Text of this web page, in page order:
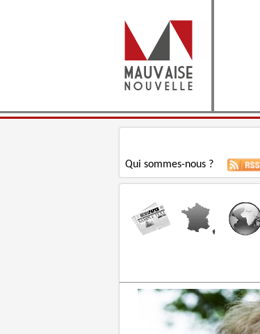
Qui sommes-nous ?